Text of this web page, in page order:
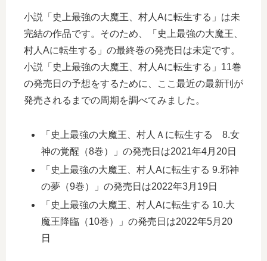
小説「史上最強の大魔王、村人Aに転生する」は未
完結の作品です。そのため、「史上最強の大魔王、
村人Aに転生する」の最終巻の発売日は未定です。
小説「史上最強の大魔王、村人Aに転生する」11巻
の発売日の予想をするために、ここ最近の最新刊が
発売されるまでの周期を調べてみました。
「史上最強の大魔王、村人Ａに転生する 8.女
神の覚醒（8巻）」の発売日は2021年4月20日
「史上最強の大魔王、村人Aに転生する 9.邪神
の夢（9巻）」の発売日は2022年3月19日
「史上最強の大魔王、村人Aに転生する 10.大
魔王降臨（10巻）」の発売日は2022年5月20
日